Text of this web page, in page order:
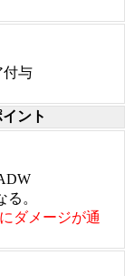
付与
ント
。
ダメージが通